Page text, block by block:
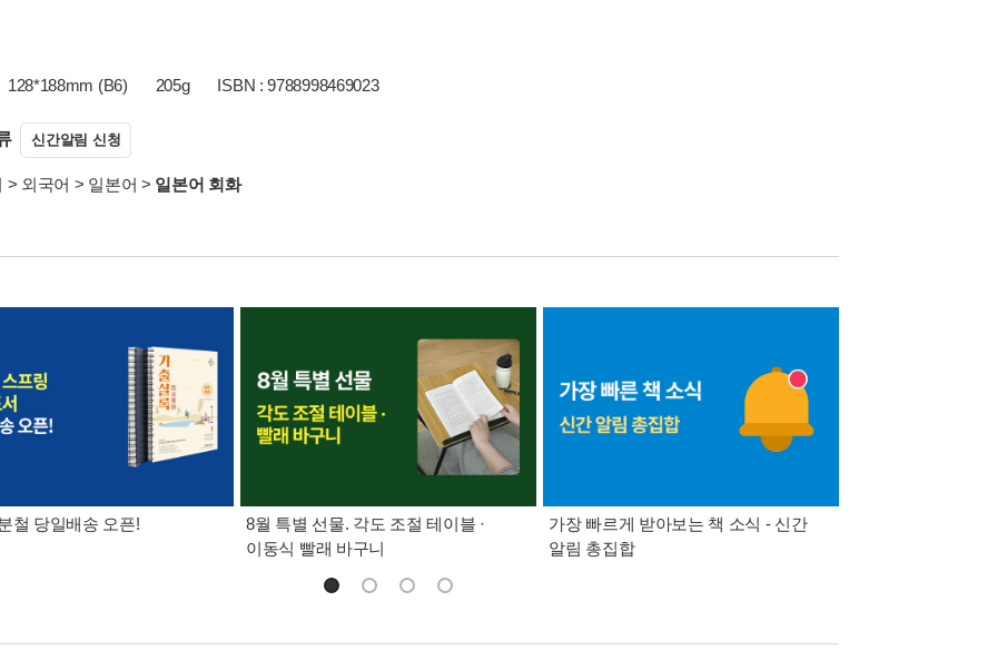
128*188mm (B6) 205g ISBN : 9788998469023
신간알림 신청
> 외국어 > 일본어 > 일본어 회화
철 당일배송 오픈!
8월 특별 선물. 각도 조절 테이블 ·
이동식 빨래 바구니
가장 빠르게 받아보는 책 소식 - 신간
알림 총집합